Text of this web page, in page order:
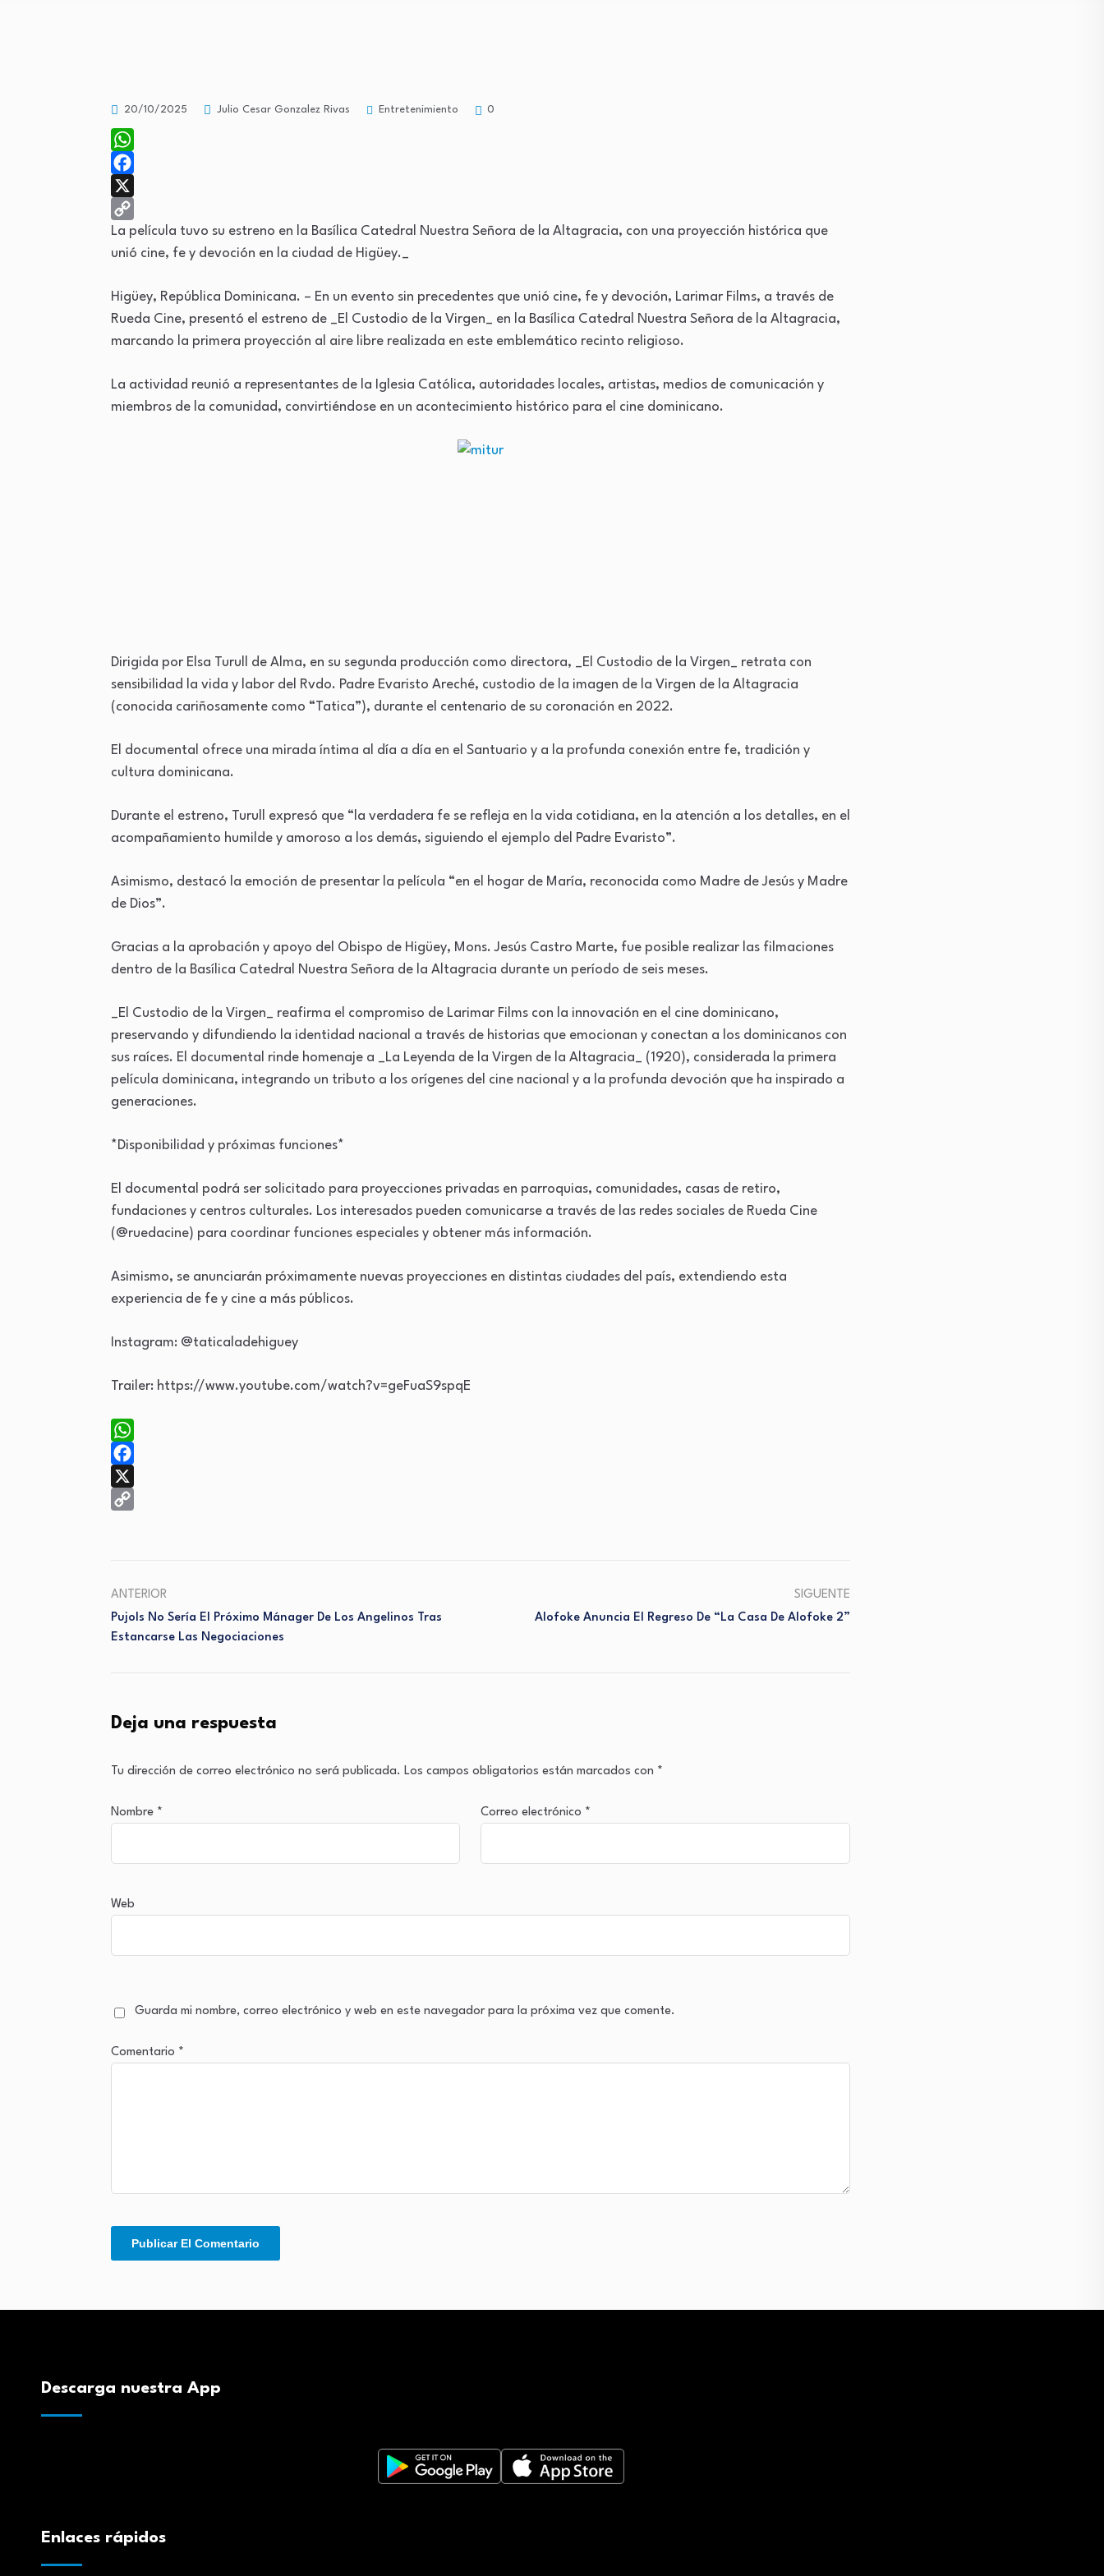
20/10/2025 Julio Cesar Gonzalez Rivas Entretenimiento 0
WhatsApp
Facebook
X
Copy
Link
La película tuvo su estreno en la Basílica Catedral Nuestra Señora de la Altagracia, con una proyección histórica que
unió cine, fe y devoción en la ciudad de Higüey._
Higüey, República Dominicana. – En un evento sin precedentes que unió cine, fe y devoción, Larimar Films, a través de
Rueda Cine, presentó el estreno de _El Custodio de la Virgen_ en la Basílica Catedral Nuestra Señora de la Altagracia,
marcando la primera proyección al aire libre realizada en este emblemático recinto religioso.
La actividad reunió a representantes de la Iglesia Católica, autoridades locales, artistas, medios de comunicación y
miembros de la comunidad, convirtiéndose en un acontecimiento histórico para el cine dominicano.
Dirigida por Elsa Turull de Alma, en su segunda producción como directora, _El Custodio de la Virgen_ retrata con
sensibilidad la vida y labor del Rvdo. Padre Evaristo Areché, custodio de la imagen de la Virgen de la Altagracia
(conocida cariñosamente como “Tatica”), durante el centenario de su coronación en 2022.
El documental ofrece una mirada íntima al día a día en el Santuario y a la profunda conexión entre fe, tradición y
cultura dominicana.
Durante el estreno, Turull expresó que “la verdadera fe se refleja en la vida cotidiana, en la atención a los detalles, en el
acompañamiento humilde y amoroso a los demás, siguiendo el ejemplo del Padre Evaristo”.
Asimismo, destacó la emoción de presentar la película “en el hogar de María, reconocida como Madre de Jesús y Madre
de Dios”.
Gracias a la aprobación y apoyo del Obispo de Higüey, Mons. Jesús Castro Marte, fue posible realizar las filmaciones
dentro de la Basílica Catedral Nuestra Señora de la Altagracia durante un período de seis meses.
_El Custodio de la Virgen_ reafirma el compromiso de Larimar Films con la innovación en el cine dominicano,
preservando y difundiendo la identidad nacional a través de historias que emocionan y conectan a los dominicanos con
sus raíces. El documental rinde homenaje a _La Leyenda de la Virgen de la Altagracia_ (1920), considerada la primera
película dominicana, integrando un tributo a los orígenes del cine nacional y a la profunda devoción que ha inspirado a
generaciones.
*Disponibilidad y próximas funciones*
El documental podrá ser solicitado para proyecciones privadas en parroquias, comunidades, casas de retiro,
fundaciones y centros culturales. Los interesados pueden comunicarse a través de las redes sociales de Rueda Cine
(@ruedacine) para coordinar funciones especiales y obtener más información.
Asimismo, se anunciarán próximamente nuevas proyecciones en distintas ciudades del país, extendiendo esta
experiencia de fe y cine a más públicos.
Instagram: @taticaladehiguey
Trailer: https://www.youtube.com/watch?v=geFuaS9spqE
WhatsApp
Facebook
X
ANTERIOR
Pujols No Sería El Próximo Mánager De Los Angelinos Tras
Estancarse Las Negociaciones
SIGUENTE
Alofoke Anuncia El Regreso De “La Casa De Alofoke 2”
Deja una respuesta
Tu dirección de correo electrónico no será publicada. Los campos obligatorios están marcados con *
Nombre * Correo electrónico *
Web
Guarda mi nombre, correo electrónico y web en este navegador para la próxima vez que comente.
Comentario *
Descarga nuestra App
Enlaces rápidos